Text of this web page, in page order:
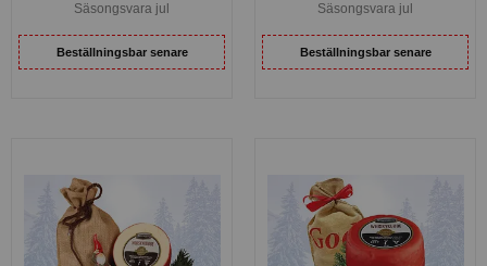
Säsongsvara jul
Beställningsbar senare
Säsongsvara jul
Beställningsbar senare